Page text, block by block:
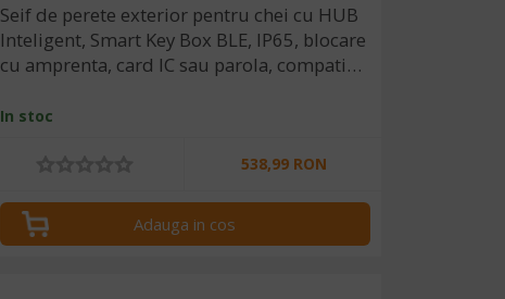
Seif de perete exterior pentru chei cu HUB
Inteligent, Smart Key Box BLE, IP65, blocare
cu amprenta, card IC sau parola, compatibil
In stoc
538,99 RON
Adauga in cos